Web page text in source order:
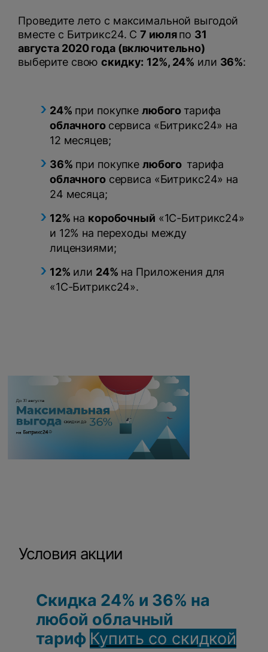
Проведите лето с максимальной выгодой
вместе с Битрикс24. С7 июляпо 31
августа 2020 года (включительно)
выберите своюскидку: 12%, 24% или 36%:
24% при покупке любого тарифа
облачного сервиса «Битрикс24» на
12 месяцев;
36% при покупке любого тарифа
облачногосервиса «Битрикс24» на
24 месяца;
12% на коробочный «1C-Битрикс24»
и 12% на переходы между
лицензиями;
12% или 24% на Приложения для
«1С-Битрикс24».
Условия акции
Скидка 24% и 36% на
любой облачный
тариф Купить со скидкой
персональных данныхи соглашаетесь с
политикой конфиденциальности.